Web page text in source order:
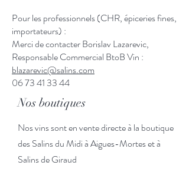
Pour les professionnels (CHR, épiceries fines,
importateurs) :
Merci de contacter Borislav Lazarevic,
Responsable Commercial BtoB Vin :
blazarevic@salins.com
06 73 41 33 44
Nos boutiques
Nos vins sont en vente directe à la boutique
des Salins du Midi à Aigues-Mortes et à
Salins de Giraud